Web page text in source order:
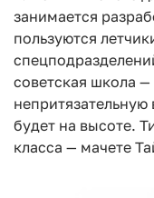
занимается
пользуются
советская школа
будет на высоте.
класса — мачете